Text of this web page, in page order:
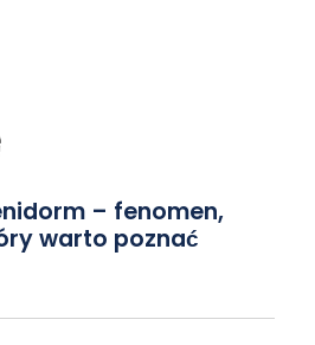
– fenomen,
warto poznać